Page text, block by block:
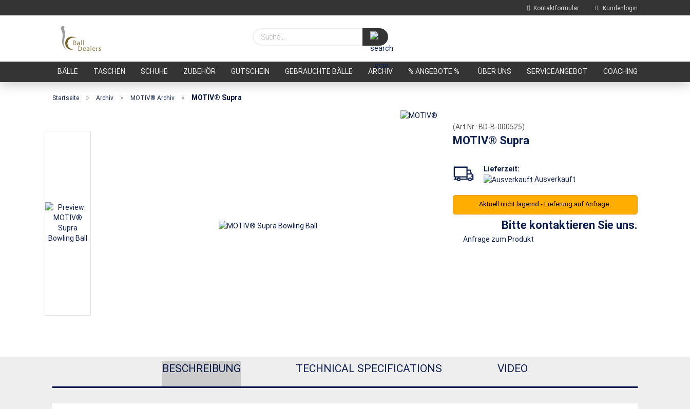
Kontaktformular Kundenlogin
E-Mail
Passwort vergessen?
Suche...
BÄLLE TASCHEN SCHUHE ZUBEHÖR GUTSCHEIN GEBRAUCHTE BÄLLE ARCHIV % ANGEBOTE % ÜBER UNS SERVICEANGEBOT COACHING
Startseite » Archiv » MOTIV® Archiv » MOTIV® Supra
(Art.Nr.: BD-B-000525)
MOTIV® Supra
Lieferzeit:
Ausverkauft
Aktuell nicht lagernd - Lieferung auf Anfrage.
Bitte kontaktieren Sie uns.
Anfrage zum Produkt
BESCHREIBUNG TECHNICAL SPECIFICATIONS VIDEO